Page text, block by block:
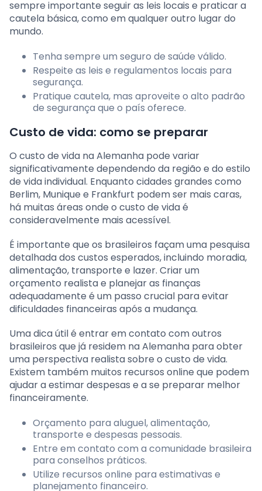
sempre importante seguir as leis locais e praticar a
cautela básica, como em qualquer outro lugar do
mundo.
Tenha sempre um seguro de saúde válido.
Respeite as leis e regulamentos locais para
segurança.
Pratique cautela, mas aproveite o alto padrão
de segurança que o país oferece.
Custo de vida: como se preparar
O custo de vida na Alemanha pode variar
significativamente dependendo da região e do estilo
de vida individual. Enquanto cidades grandes como
Berlim, Munique e Frankfurt podem ser mais caras,
há muitas áreas onde o custo de vida é
consideravelmente mais acessível.
É importante que os brasileiros façam uma pesquisa
detalhada dos custos esperados, incluindo moradia,
alimentação, transporte e lazer. Criar um
orçamento realista e planejar as finanças
adequadamente é um passo crucial para evitar
dificuldades financeiras após a mudança.
Uma dica útil é entrar em contato com outros
brasileiros que já residem na Alemanha para obter
uma perspectiva realista sobre o custo de vida.
Existem também muitos recursos online que podem
ajudar a estimar despesas e a se preparar melhor
financeiramente.
Orçamento para aluguel, alimentação,
transporte e despesas pessoais.
Entre em contato com a comunidade brasileira
para conselhos práticos.
Utilize recursos online para estimativas e
planejamento financeiro.